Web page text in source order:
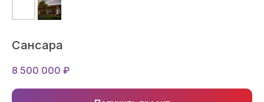
Сансара
8 500 000 ₽